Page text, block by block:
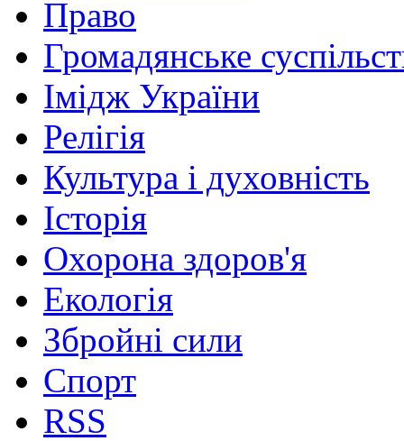
Право
Громадянське
Імідж України
Релігія
Культура і духовність
Історія
Охорона здоров'я
Екологія
Збройні сили
Спорт
RSS